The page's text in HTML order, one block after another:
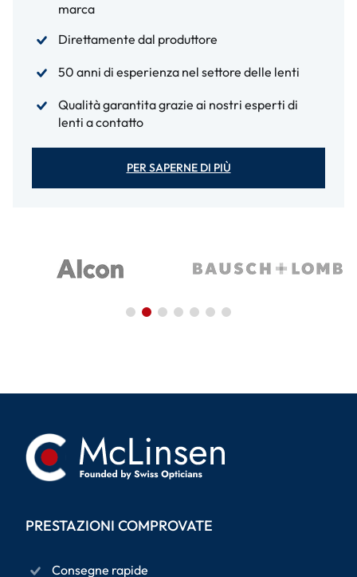
marca
Direttamente dal produttore
50 anni di esperienza nel settore delle lenti
Qualità garantita grazie ai nostri esperti di
lenti a contatto
PER SAPERNE DI PIÙ
PRESTAZIONI COMPROVATE
Consegne rapide